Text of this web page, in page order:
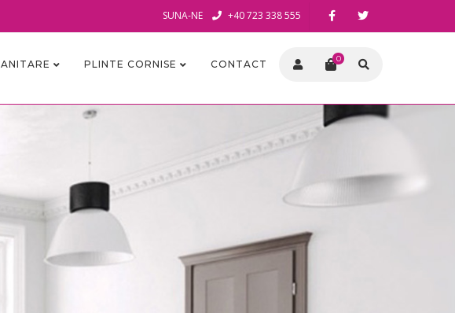
SUNA-NE +40 723 338 555
0
PLINTE CORNISE CONTACT